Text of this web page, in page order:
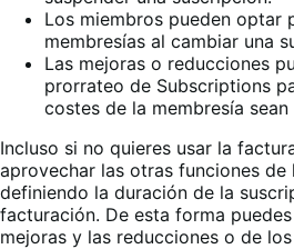
Los miembros pueden optar
membresías al cambiar una
Las mejoras o reducciones
prorrateo de Subscriptions
costes de la membresía sean
Incluso si no quieres usar la
aprovechar las otras funciones de
definiendo la duración de la
facturación. De esta forma
mejoras y las reducciones o de